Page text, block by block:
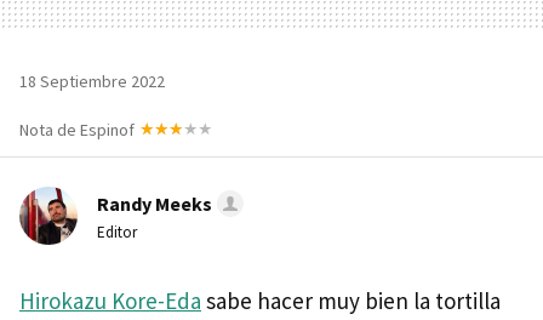
18 Septiembre 2022
Nota de Espinof
Randy Meeks
Editor
Hirokazu Kore-Eda sabe hacer muy bien la tortilla